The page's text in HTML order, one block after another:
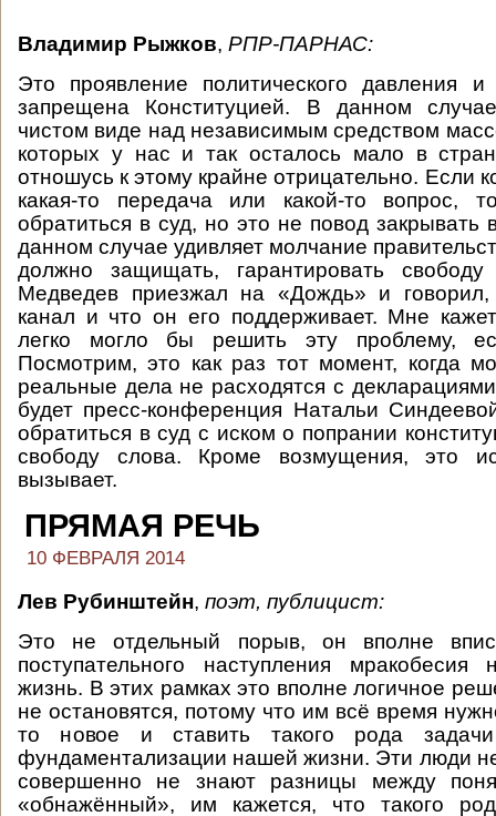
Владимир Рыжков, РПР-ПАРНАС:
Это проявление политического давления и
запрещена Конституцией. В данном
чистом виде над независимым средством
которых у нас и так осталось мало в
отношусь к этому крайне отрицательно. Если
какая-то передача или какой-то вопрос,
обратиться в суд, но это не повод закрывать
данном случае удивляет молчание
должно защищать, гарантировать
Медведев приезжал на «Дождь» и
канал и что он его поддерживает. Мне
легко могло бы решить эту проблему,
Посмотрим, это как раз тот момент, когда
реальные дела не расходятся с
будет пресс-конференция Натальи
обратиться в суд с иском о попрании
свободу слова. Кроме возмущения, это
вызывает.
ПРЯМАЯ РЕЧЬ
10 ФЕВРАЛЯ 2014
Лев Рубинштейн, поэт, публицист:
Это не отдельный порыв, он вполне
поступательного наступления
жизнь. В этих рамках это вполне логичное
не остановятся, потому что им всё время
то новое и ставить такого рода
фундаментализации нашей жизни. Эти люди
совершенно не знают разницы между
«обнажённый», им кажется, что такого